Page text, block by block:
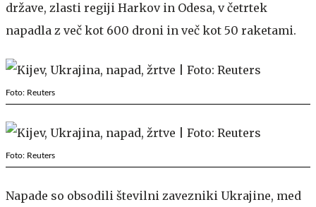
države, zlasti regiji Harkov in Odesa, v četrtek
napadla z več kot 600 droni in več kot 50 raketami.
Foto: Reuters
Foto: Reuters
Napade so obsodili številni zavezniki Ukrajine, med